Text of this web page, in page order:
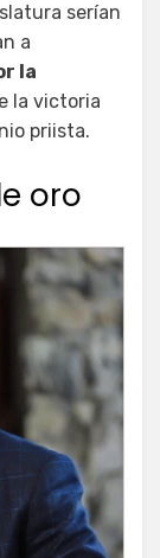
serían
a
la
la victoria
priista.
oro